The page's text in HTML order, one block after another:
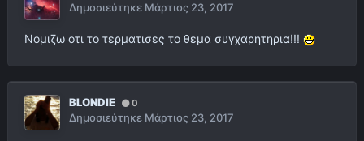
Δημοσιεύτηκε Μάρτιος 23, 2017
Νομιζω οτι το τερματισες το θεμα συγχαρητηρια!!!
BLONDIE 0
Δημοσιεύτηκε Μάρτιος 23, 2017